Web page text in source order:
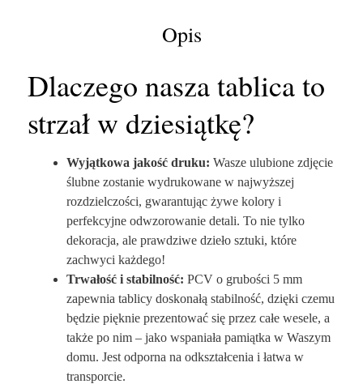
Opis
Dlaczego nasza tablica to
strzał w dziesiątkę?
Wyjątkowa jakość druku: Wasze ulubione zdjęcie
ślubne zostanie wydrukowane w najwyższej
rozdzielczości, gwarantując żywe kolory i
perfekcyjne odwzorowanie detali. To nie tylko
dekoracja, ale prawdziwe dzieło sztuki, które
zachwyci każdego!
Trwałość i stabilność: PCV o grubości 5 mm
zapewnia tablicy doskonałą stabilność, dzięki czemu
będzie pięknie prezentować się przez całe wesele, a
także po nim – jako wspaniała pamiątka w Waszym
domu. Jest odporna na odkształcenia i łatwa w
transporcie.